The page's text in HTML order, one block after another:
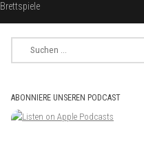
Brettspiele
ABONNIERE UNSEREN PODCAST